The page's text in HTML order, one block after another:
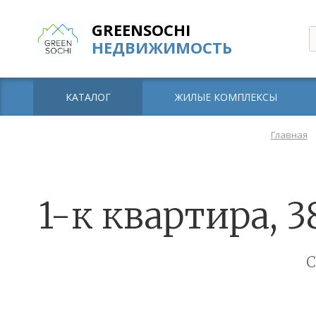
GREENSOCHI
НЕДВИЖИМОСТЬ
КАТАЛОГ ЖИЛЫЕ КОМПЛЕКСЫ
Главная
1-к квартира,